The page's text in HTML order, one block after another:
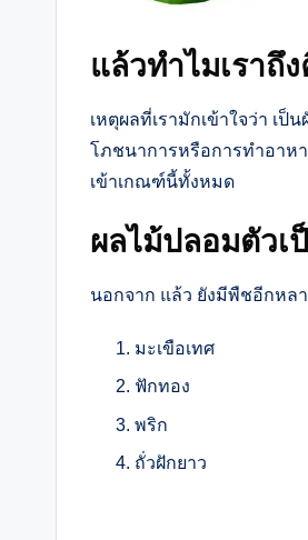
แล้วทำไมเราถึ
เหตุผลที่เรามักเข้าใจว่า เป็
โภชนาการหรือการทำอาห
เข้าเกณฑ์นี้ทั้งหมด
ผลไม้ปลอมตัวเ
นอกจาก แล้ว ยังมีพืชอีกหล
มะเขือเทศ
ฟักทอง
พริก
ถั่วฝักยาว